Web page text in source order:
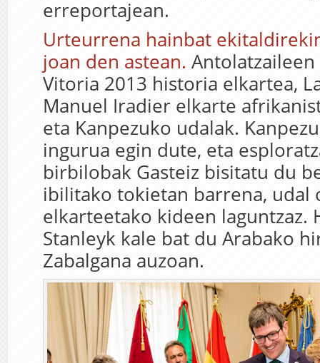
erreportajean.
Urteurrena hainbat
joan den astean.
Vitoria 2013 historia elkartea,
Manuel Iradier elkarte
eta Kanpezuko udalak.
ingurua egin dute, eta
birbilobak Gasteiz bisitatu du
ibilitako tokietan barrena, udal
elkarteetako kideen laguntzaz.
Stanleyk kale bat du Arabako
Zabalgana auzoan.